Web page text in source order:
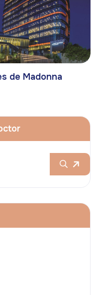
de Madonna